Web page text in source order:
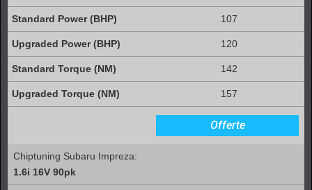
107
120
142
157
Offerte
Chiptuning Subaru Impreza:
1.6i 16V 90pk